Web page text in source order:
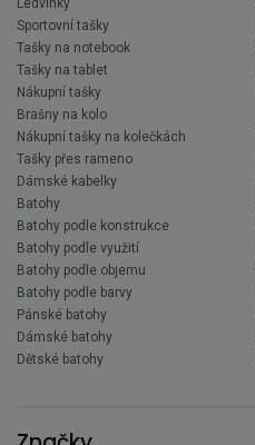
Sportovní tašky
Tašky na notebook
Tašky na tablet
Nákupní tašky
Brašny na kolo
Nákupní tašky na kolečkách
Tašky přes rameno
Dámské kabelky
Batohy
Batohy podle konstrukce
Batohy podle využití
Batohy podle objemu
Batohy podle barvy
Pánské batohy
Dámské batohy
Dětské batohy